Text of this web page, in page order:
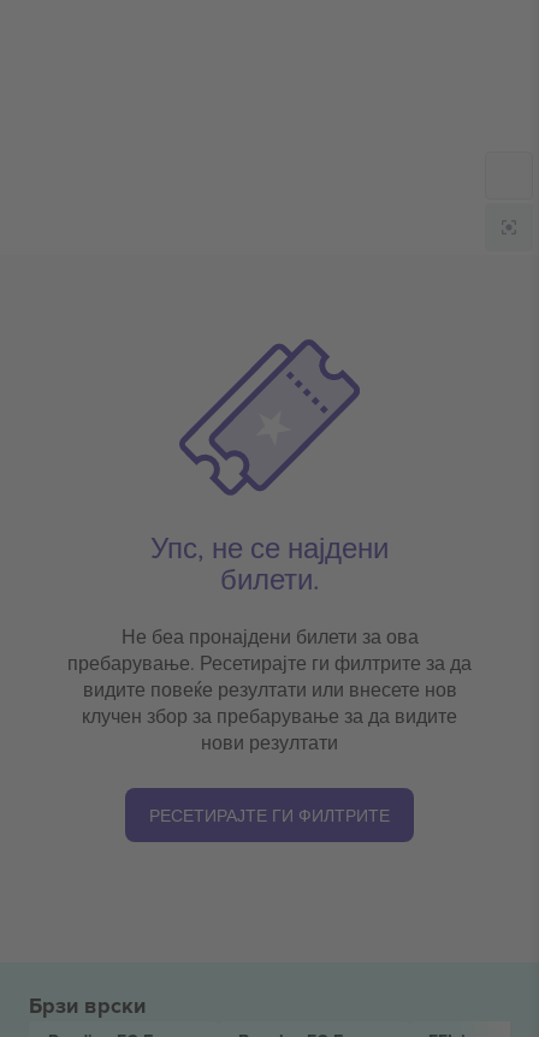
Упс, не се најдени
билети.
Не беа пронајдени билети за ова
пребарување. Ресетирајте ги филтрите за да
видите повеќе резултати или внесете нов
клучен збор за пребарување за да видите
нови резултати
РЕСЕТИРАЈТЕ ГИ ФИЛТРИТЕ
Брзи врски